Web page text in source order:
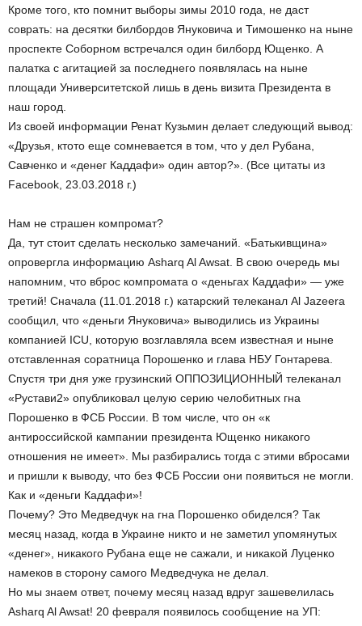
Кроме того, кто помнит выборы зимы 2010 года, не даст
соврать: на десятки билбордов Януковича и Тимошенко на ныне
проспекте Соборном встречался один билборд Ющенко. А
палатка с агитацией за последнего появлялась на ныне
площади Университетской лишь в день визита Президента в
наш город.
Из своей информации Ренат Кузьмин делает следующий вывод:
«Друзья, кто­то еще сомневается в том, что у дел Рубана,
Савченко и «денег Каддафи» один автор?». (Все цитаты из
Facebook, 23.03.2018 г.)
Нам не страшен компромат?
Да, тут стоит сделать несколько замечаний. «Батькивщина»
опровергла информацию Asharq Al Awsat. В свою очередь мы
напомним, что вброс компромата о «деньгах Каддафи» — уже
третий! Сначала (11.01.2018 г.) катарский телеканал Al Jazeera
сообщил, что «деньги Януковича» выводились из Украины
компанией ICU, которую возглавляла всем известная и ныне
отставленная соратница Порошенко и глава НБУ Гонтарева.
Спустя три дня уже грузинский ОППОЗИЦИОННЫЙ телеканал
«Рустави­2» опубликовал целую серию челобитных г­на
Порошенко в ФСБ России. В том числе, что он «к
антироссийской кампании президента Ющенко никакого
отношения не имеет». Мы разбирались тогда с этими вбросами
и пришли к выводу, что без ФСБ России они появиться не могли.
Как и «деньги Каддафи»!
Почему? Это Медведчук на г­на Порошенко обиделся? Так
месяц назад, когда в Украине никто и не заметил упомянутых
«денег», никакого Рубана еще не сажали, и никакой Луценко
намеков в сторону самого Медведчука не делал.
Но мы знаем ответ, почему месяц назад вдруг зашевелилась
Asharq Al Awsat! 20 февраля появилось сообщение на УП: